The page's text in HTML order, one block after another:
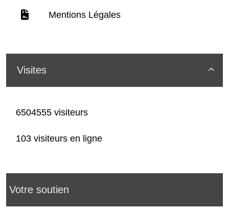
Mentions Légales

Visites
6504555 visiteurs
103 visiteurs en ligne
Votre soutien